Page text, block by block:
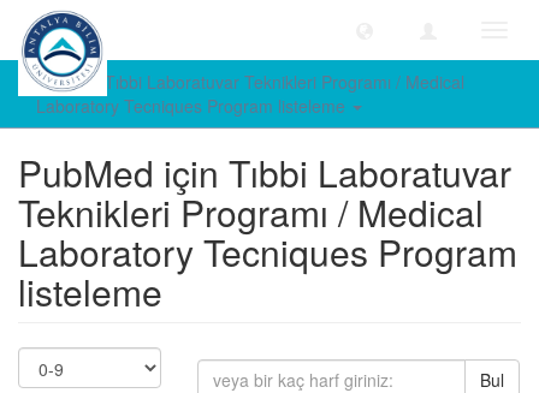
PubMed Tıbbi Laboratuvar Teknikleri Programı / Medical
Laboratory Tecniques Program listeleme
PubMed için Tıbbi Laboratuvar
Teknikleri Programı / Medical
Laboratory Tecniques Program
listeleme
Bul